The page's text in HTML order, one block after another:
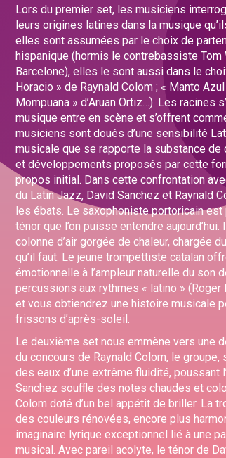
Lors du premier set, les musiciens
leurs origines latines dans la musique
elles sont assumées par le choix de
hispanique (hormis le contrebassiste Tom
Barcelone), elles le sont aussi dans le
Horacio » de Raynald Colom ; « Manto
Mompuana » d’Aruan Ortiz…). Les racines
musique entre en scène et s’offrent
musiciens sont doués d’une sensibilité
musicale que se rapporte la substance
et développements proposés par cette
propos initial. Dans cette confrontation
du Latin Jazz, David Sanchez et Raynald
les ébats. Le saxophoniste portoricain
ténor que l’on puisse entendre
colonne d’air gorgée de chaleur, chargée
qu’il faut. Le jeune trompettiste catalan
émotionnelle à l’ampleur naturelle du son
percussions aux rythmes « latino »
et vous obtiendrez une histoire musicale
frissons d’après-soleil.
Le deuxième set nous emmène vers une
du concours de Raynald Colom, le
des eaux d’une extrême fluidité, poussant
Sanchez souffle des notes chaudes et
Colom doté d’un bel appétit de briller. La
des couleurs rénovées, encore plus
imaginaire lyrique exceptionnel lié à une
musical. Avec pareil acolyte, le ténor de